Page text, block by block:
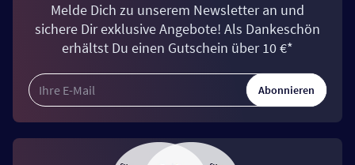
Melde Dich zu unserem Newsletter an und
sichere Dir exklusive Angebote! Als Dankeschön
erhältst Du einen Gutschein über 10 €*
Abonnieren